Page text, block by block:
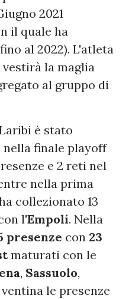
2021
il quale ha
al 2022). L'atleta
la maglia
al gruppo di
è stato
nella finale playoff
e 2 reti nel
nella prima
collezionato 13
l'Empoli. Nella
presenze con 23
maturati con le
, Sassuolo,
ventina le presenze